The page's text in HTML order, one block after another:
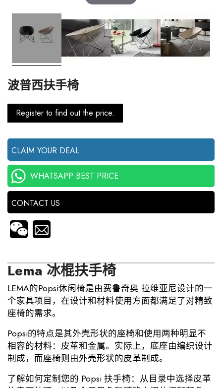
波普西扶手椅
Register to find out the price.
CLAIM YOUR DEAL
WHATSAPP BEST PRICE
CONTACT US
Lema 冰棍扶手椅
LEMA的Popsi休闲椅是由费鲁奇奥·拉维亚尼设计的一
个家具项目，在设计和材料使用方面都满足了对精致
座椅的需求。
Popsi的特点是其外壳形状的座椅和使用两种明显不
相容的材料：皮革和金属。实际上，底座由编织设计
制成，而座椅则由外壳形状的皮革制成。
了解如何定制您的 Popsi 扶手椅：从目录中选择皮革